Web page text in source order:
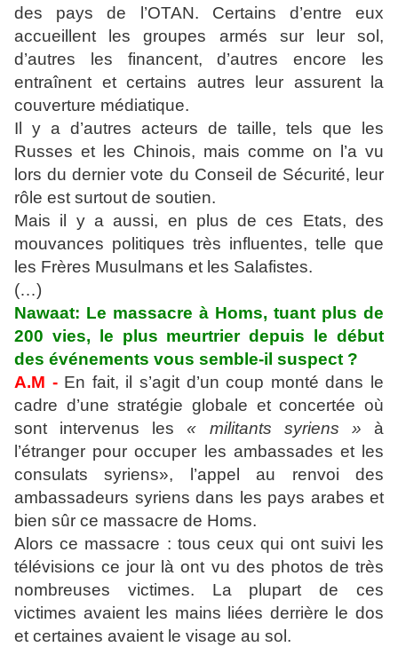
des pays de l’OTAN. Certains d’entre eux
accueillent les groupes armés sur leur sol,
d’autres les financent, d’autres encore les
entraînent et certains autres leur assurent la
couverture médiatique.
Il y a d’autres acteurs de taille, tels que les
Russes et les Chinois, mais comme on l’a vu
lors du dernier vote du Conseil de Sécurité, leur
rôle est surtout de soutien.
Mais il y a aussi, en plus de ces Etats, des
mouvances politiques très influentes, telle que
les Frères Musulmans et les Salafistes.
(…)
Nawaat: Le massacre à Homs, tuant plus de
200 vies, le plus meurtrier depuis le début
des événements vous semble-il suspect ?
A.M -En fait, il s’agit d’un coup monté dans le
cadre d’une stratégie globale et concertée où
sont intervenus les« militants syriens » à
l’étranger pour occuper les ambassades et les
consulats syriens», l’appel au renvoi des
ambassadeurs syriens dans les pays arabes et
bien sûr ce massacre de Homs.
Alors ce massacre : tous ceux qui ont suivi les
télévisions ce jour là ont vu des photos de très
nombreuses victimes. La plupart de ces
victimes avaient les mains liées derrière le dos
et certaines avaient le visage au sol.